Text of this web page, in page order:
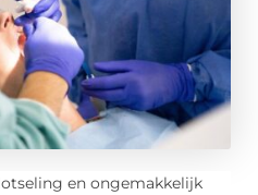
en ongemakkelijk